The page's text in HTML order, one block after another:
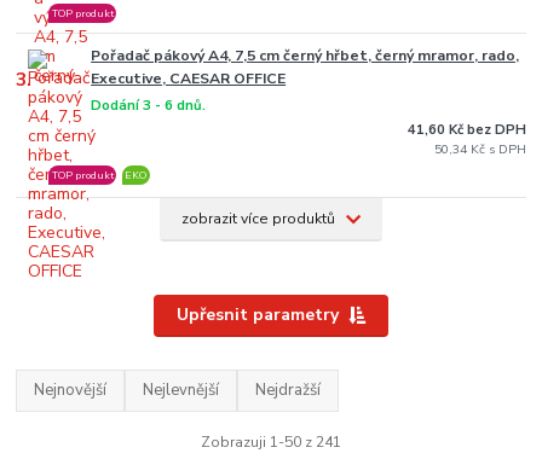
TOP produkt
3.
Pořadač pákový A4, 7,5 cm černý hřbet, černý mramor, rado,
Executive, CAESAR OFFICE
Dodání 3 - 6 dnů.
TOP produkt EKO
50,34 Kč
41,60 Kč bez DPH
zobrazit více produktů
Upřesnit parametry
Nejnovější Nejlevnější Nejdražší
Zobrazuji 1-50 z 241